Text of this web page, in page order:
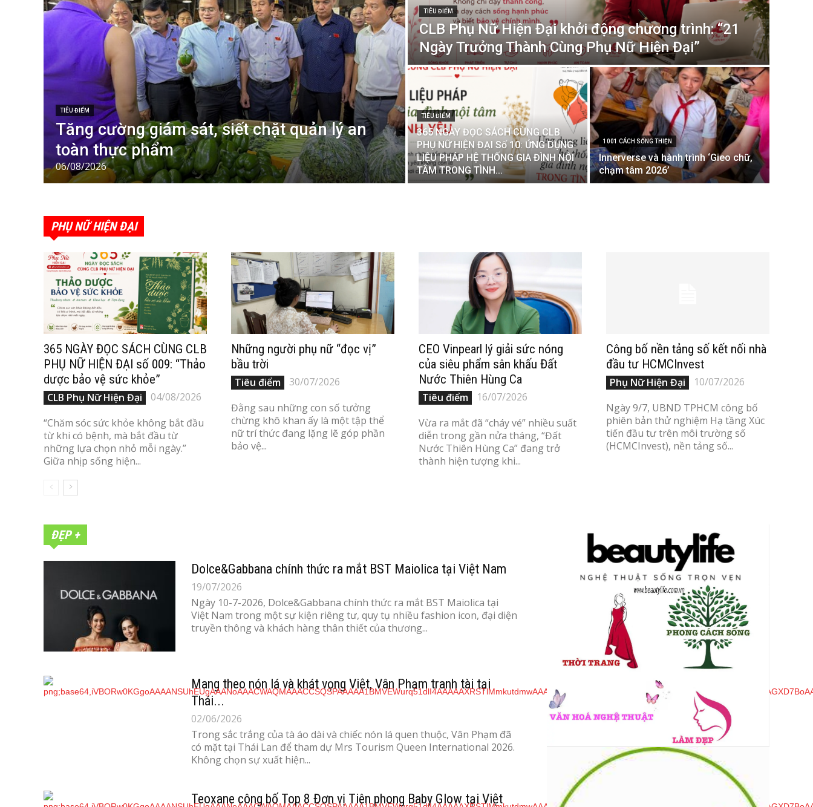
TIÊU ĐIỂM
Tăng cường giám sát, siết chặt quản lý an
toàn thực phẩm
06/08/2026
TIÊU ĐIỂM
CLB Phụ Nữ Hiện Đại khởi động chương trình: “21
Ngày Trưởng Thành Cùng Phụ Nữ Hiện Đại”
TIÊU ĐIỂM
365 NGÀY ĐỌC SÁCH CÙNG CLB
PHỤ NỮ HIỆN ĐẠI Số 10: ỨNG DỤNG
LIỆU PHÁP HỆ THỐNG GIA ĐÌNH NỘI
TÂM TRONG TÌNH...
1001 CÁCH SỐNG THIỆN
Innerverse và hành trình ‘Gieo chữ,
chạm tâm 2026’
PHỤ NỮ HIỆN ĐẠI
365 NGÀY ĐỌC SÁCH CÙNG CLB
PHỤ NỮ HIỆN ĐẠI số 009: “Thảo
dược bảo vệ sức khỏe”
CLB Phụ Nữ Hiện Đại
04/08/2026
“Chăm sóc sức khỏe không bắt đầu
từ khi có bệnh, mà bắt đầu từ
những lựa chọn nhỏ mỗi ngày.”
Giữa nhịp sống hiện...
Những người phụ nữ “đọc vị”
bầu trời
Tiêu điểm
30/07/2026
Đằng sau những con số tưởng
chừng khô khan ấy là một tập thể
nữ trí thức đang lặng lẽ góp phần
bảo vệ...
CEO Vinpearl lý giải sức nóng
của siêu phẩm sân khấu Đất
Nước Thiên Hùng Ca
Tiêu điểm
16/07/2026
Vừa ra mắt đã “cháy vé” nhiều suất
diễn trong gần nửa tháng, “Đất
Nước Thiên Hùng Ca” đang trở
thành hiện tượng khi...
Công bố nền tảng số kết nối nhà
đầu tư HCMCInvest
Phụ Nữ Hiện Đại
10/07/2026
Ngày 9/7, UBND TPHCM công bố
phiên bản thử nghiệm Hạ tầng Xúc
tiến đầu tư trên môi trường số
(HCMCInvest), nền tảng số...
ĐẸP +
Dolce&Gabbana chính thức ra mắt BST Maiolica tại Việt Nam
19/07/2026
Ngày 10-7-2026, Dolce&Gabbana chính thức ra mắt BST Maiolica tại
Việt Nam trong một sự kiện riêng tư, quy tụ nhiều fashion icon, đại diện
truyền thông và khách hàng thân thiết của thương...
Mang theo nón lá và khát vọng Việt, Vân Phạm tranh tài tại
Thái...
02/06/2026
Trong sắc trắng của tà áo dài và chiếc nón lá quen thuộc, Vân Phạm đã
có mặt tại Thái Lan để tham dự Mrs Tourism Queen International 2026.
Không chọn sự xuất hiện...
Teoxane công bố Top 8 Đơn vị Tiên phong Baby Glow tại Việt